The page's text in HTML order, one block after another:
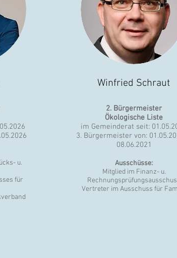
u.
für
Winfried Schraut
2. Bürgermeister
Ökologische Liste
im Gemeinderat seit:
3. Bürgermeister von:
08.06.2021
Ausschüsse:
Mitglied im Finanz- u.
Vertreter im Ausschuss für